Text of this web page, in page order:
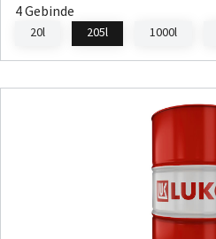
4 Gebinde
20l 205l 1000l